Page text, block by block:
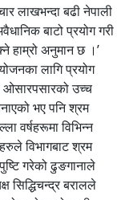
लाखभन्दा बढी नेपाली
बाटो प्रयोग गरी
हाम्रो अनुमान छ ।’
लागि प्रयोग
ओसारपसारको उच्च
भए पनि श्रम
वर्षहरूमा विभिन्न
विभागबाट श्रम
गरेको ढुङगानाले
सिद्धिचन्द्र बरालले